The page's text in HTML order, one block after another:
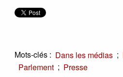
Mots-clés : Dans les médias ;
Parlement ; Presse